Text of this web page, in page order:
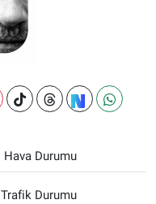
Hava Durumu
Trafik Durumu